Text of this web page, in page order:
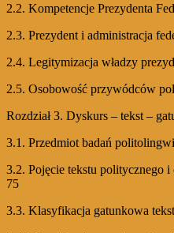
2.2. Kompetencje Prezydenta
2.3. Prezydent i administracja
2.4. Legitymizacja władzy
2.5. Osobowość przywódców
Rozdział 3. Dyskurs – tekst –
3.1. Przedmiot badań
3.2. Pojęcie tekstu politycznego
75
3.3. Klasyfikacja gatunkowa